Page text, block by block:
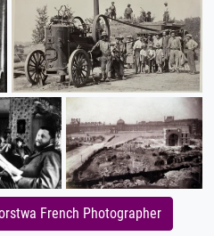
French Photographer